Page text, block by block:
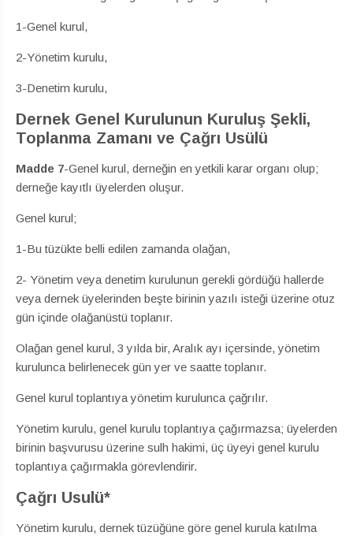
1-Genel kurul,
2-Yönetim kurulu,
3-Denetim kurulu,
Dernek Genel Kurulunun Kuruluş Şekli,
Toplanma Zamanı ve Çağrı Usülü
Madde 7-Genel kurul, derneğin en yetkili karar organı olup;
derneğe kayıtlı üyelerden oluşur.
Genel kurul;
1-Bu tüzükte belli edilen zamanda olağan,
2- Yönetim veya denetim kurulunun gerekli gördüğü hallerde
veya dernek üyelerinden beşte birinin yazılı isteği üzerine otuz
gün içinde olağanüstü toplanır.
Olağan genel kurul, 3 yılda bir, Aralık ayı içersinde, yönetim
kurulunca belirlenecek gün yer ve saatte toplanır.
Genel kurul toplantıya yönetim kurulunca çağrılır.
Yönetim kurulu, genel kurulu toplantıya çağırmazsa; üyelerden
birinin başvurusu üzerine sulh hakimi, üç üyeyi genel kurulu
toplantıya çağırmakla görevlendirir.
Çağrı Usulü*
Yönetim kurulu, dernek tüzüğüne göre genel kurula katılma